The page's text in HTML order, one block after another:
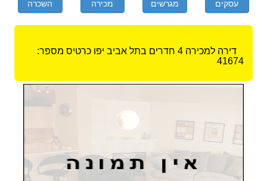
דירה למכירה 4 חדרים בתל אביב יפו
כרטיס מספר:
41674